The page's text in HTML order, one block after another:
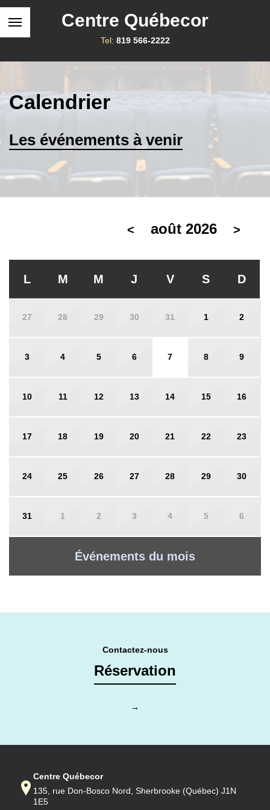
Centre Québecor
Tel: 819 566-2222
Calendrier
Les événements à venir
< août 2026 >
L M M J V S D
27 28 29 30 31 1 2
3 4 5 6 7 8 9
10 11 12 13 14 15 16
17 18 19 20 21 22 23
24 25 26 27 28 29 30
31 1 2 3 4 5 6
Événements du mois
Contactez-nous
Réservation
→
Centre Québecor
135, rue Don-Bosco Nord, Sherbrooke (Québec) J1N
1E5